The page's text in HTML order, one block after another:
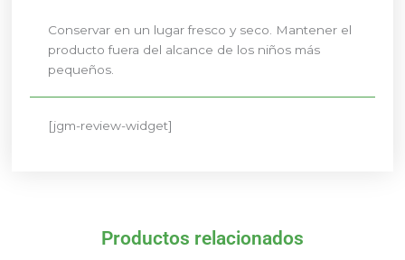
Conservar en un lugar fresco y seco. Mantener el
producto fuera del alcance de los niños más
pequeños.
[jgm-review-widget]
Productos relacionados